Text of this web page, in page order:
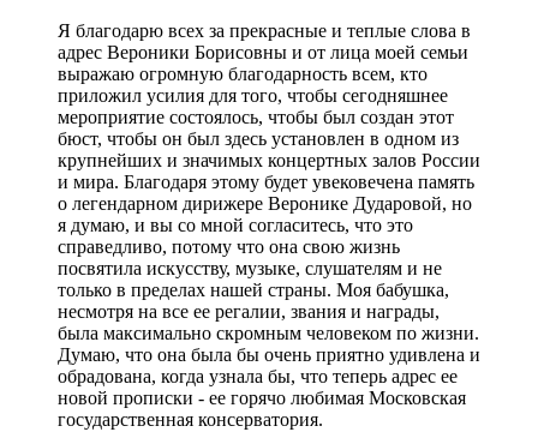
Я благодарю всех за прекрасные и теплые слова в
адрес Вероники Борисовны и от лица моей семьи
выражаю огромную благодарность всем, кто
приложил усилия для того, чтобы сегодняшнее
мероприятие состоялось, чтобы был создан этот
бюст, чтобы он был здесь установлен в одном из
крупнейших и значимых концертных залов России
и мира. Благодаря этому будет увековечена память
о легендарном дирижере Веронике Дударовой, но
я думаю, и вы со мной согласитесь, что это
справедливо, потому что она свою жизнь
посвятила искусству, музыке, слушателям и не
только в пределах нашей страны. Моя бабушка,
несмотря на все ее регалии, звания и награды,
была максимально скромным человеком по жизни.
Думаю, что она была бы очень приятно удивлена и
обрадована, когда узнала бы, что теперь адрес ее
новой прописки - ее горячо любимая Московская
государственная консерватория.